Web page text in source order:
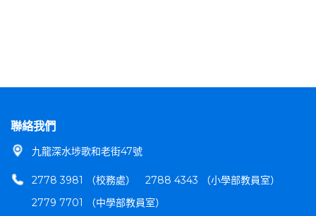
聯絡我們
九龍深水埗歌和老街47號
2778 3981 （校務處）
2788 4343 （小學部教員室）
2779 7701 （中學部教員室）